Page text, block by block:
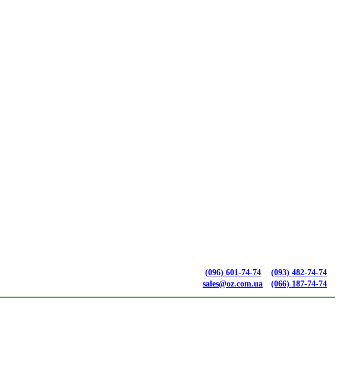
(096) 601-74-74
sales@oz.com.ua
(093) 482-74-74
(066) 187-74-74